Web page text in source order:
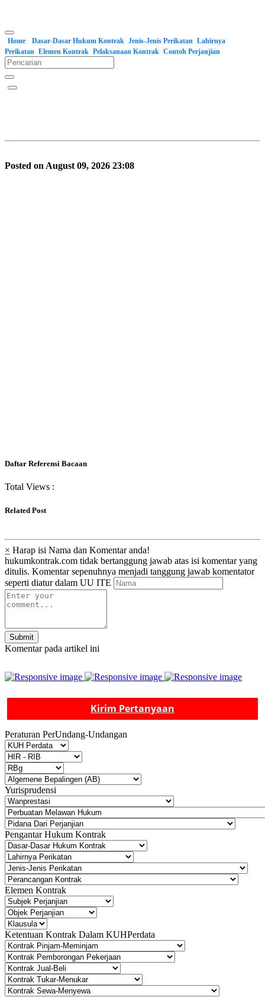
Home Dasar-Dasar Hukum Kontrak Jenis-Jenis Perikatan Lahirnya
Perikatan Elemen Kontrak Pelaksanaan Kontrak Contoh Perjanjian
Posted on August 09, 2026 23:08
Daftar Referensi Bacaan
Total Views :
Related Post
× Harap isi Nama dan Komentar anda!
hukumkontrak.com tidak bertanggung jawab atas isi komentar yang
ditulis. Komentar sepenuhnya menjadi tanggung jawab komentator
seperti diatur dalam UU ITE
Submit
Komentar pada artikel ini
Kirim Pertanyaan
Peraturan PerUndang-Undangan
Yurisprudensi
Pengantar Hukum Kontrak
Elemen Kontrak
Ketentuan Kontrak Dalam KUHPerdata